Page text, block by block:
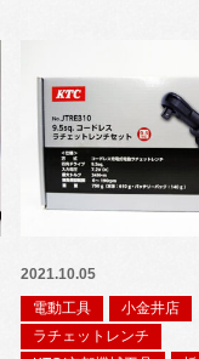
2021.10.05
電動工具
小金井店
ラチェットレンチ